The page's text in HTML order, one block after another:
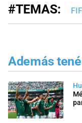
#TEMAS:
Además